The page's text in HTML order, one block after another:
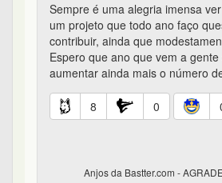
Sempre é uma alegria imensa
um projeto que todo ano faço
contribuir, ainda que
Espero que ano que vem a
aumentar ainda mais o número
8 0
Anjos da Bastter.com -